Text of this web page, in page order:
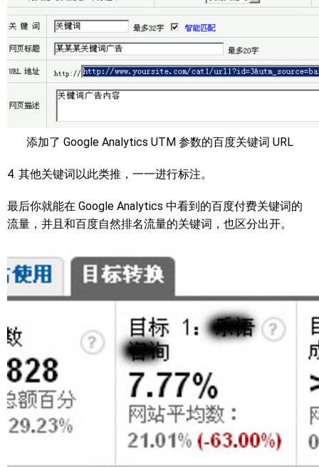
添加了 Google Analytics UTM 参数的百度关键词 URL
4. 其他关键词以此类推，一一进行标注。
最后你就能在 Google Analytics 中看到的百度付费关键词的
流量，并且和百度自然排名流量的关键词，也区分出开。